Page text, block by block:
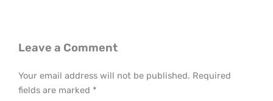
Leave a Comment
Your email address will not be published. Required
fields are marked *